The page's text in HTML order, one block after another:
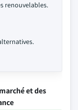
renouvelables.
et des